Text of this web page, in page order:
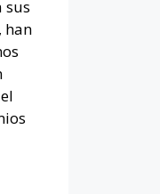
sus
han